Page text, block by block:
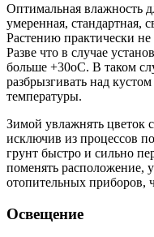
Оптимальная влажность
умеренная, стандартная,
Растению практически не
Разве что в случае
больше +30оС. В таком
разбрызгивать над
температуры.
Зимой увлажнять цветок
исключив из процессов
грунт быстро и сильно
поменять расположение,
отопительных приборов,
Освещение